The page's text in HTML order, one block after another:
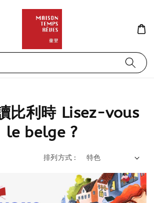
利時 Lisez-vous
le belge ?
排列方式 :